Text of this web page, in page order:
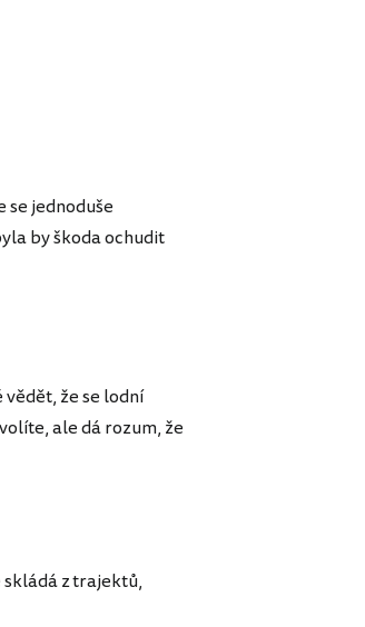
jednoduše
by škoda ochudit
že se lodní
ale dá rozum, že
z trajektů,